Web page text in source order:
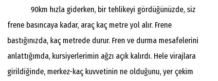
90km hızla giderken, bir tehlikeyi gördüğünüzde, siz
frene basıncaya kadar, araç kaç metre yol alır. Frene
bastığınızda, kaç metrede durur. Fren ve durma mesafelerini
anlattığımda, kursiyerlerimin ağzı açık kalırdı. Hele virajlara
girildiğinde, merkez-kaç kuvvetinin ne olduğunu, yer çekim